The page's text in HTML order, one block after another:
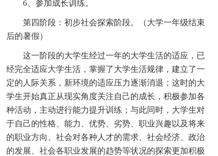
6、参加成长训练。
第四阶段：初步社会探索阶段。（大学一年级结束
后的暑假）
这一阶段的大学生经过一年的大学生活的适应，已
经完全适应大学生活，掌握了大学生活规律，建立了一
定的人际关系，新环境的适应压力逐渐消退；这时的大
学生开始真正从现实角度关注自己的成长，积极参加各
种活动，主动进行能力提升训练；与此同时，大学生对
于自己的性格、能力、优势、劣势、职业兴趣以及将来
的职业方向、社会对各种人才的需求、社会经济、政治
的发展、社会各职业发展的趋势等状况的探索更加积极